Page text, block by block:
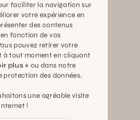
en rejoignant notre
:
faciliter la navigation sur
votre expérience en
des contenus
fonction de vos
pouvez retirer votre
à tout moment en cliquant
plus » ou dans notre
protection des données.
une agréable visite
!